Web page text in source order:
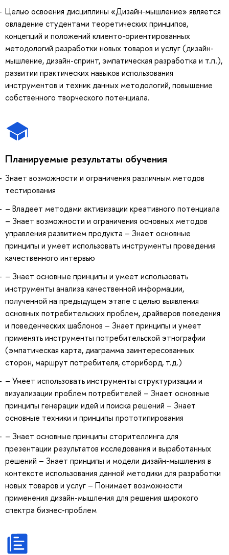
Целью освоения дисциплины «Дизайн-мышление» является
овладение студентами теоретических принципов,
концепций и положений клиенто-ориентированных
методологий разработки новых товаров и услуг (дизайн-
мышление, дизайн-спринт, эмпатическая разработка и т.п.),
развитии практических навыков использования
инструментов и техник данных методологий, повышение
собственного творческого потенциала.
Планируемые результаты обучения
Знает возможности и ограничения различным методов
тестирования
– Владеет методами активизации креативного потенциала
– Знает возможности и ограничения основных методов
управления развитием продукта – Знает основные
принципы и умеет использовать инструменты проведения
качественного интервью
– Знает основные принципы и умеет использовать
инструменты анализа качественной информации,
полученной на предыдущем этапе с целью выявления
основных потребительских проблем, драйверов поведения
и поведенческих шаблонов – Знает принципы и умеет
применять инструменты потребительской этнографии
(эмпатическая карта, диаграмма заинтересованных
сторон, маршрут потребителя, сториборд, т.д.)
– Умеет использовать инструменты структуризации и
визуализации проблем потребителей – Знает основные
принципы генерации идей и поиска решений – Знает
основные техники и принципы прототипирования
– Знает основные принципы сторителлинга для
презентации результатов исследования и выработанных
решений – Знает принципы и модели дизайн-мышления в
контексте использования данной методики для разработки
новых товаров и услуг – Понимает возможности
применения дизайн-мышления для решения широкого
спектра бизнес-проблем